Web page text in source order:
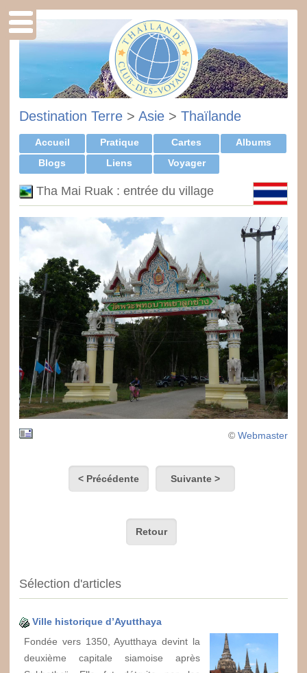
Destination Terre > Asie > Thaïlande
Accueil Pratique Cartes
Albums
Blogs
Liens Voyager
Tha Mai Ruak : entrée du village
© Webmaster
< Précédente Suivante >
Retour
Sélection d'articles
Ville historique d’Ayutthaya
Fondée vers 1350, Ayutthaya devint la
deuxième capitale siamoise après